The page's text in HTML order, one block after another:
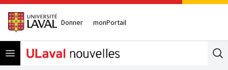
Donner monPortail
Open menu